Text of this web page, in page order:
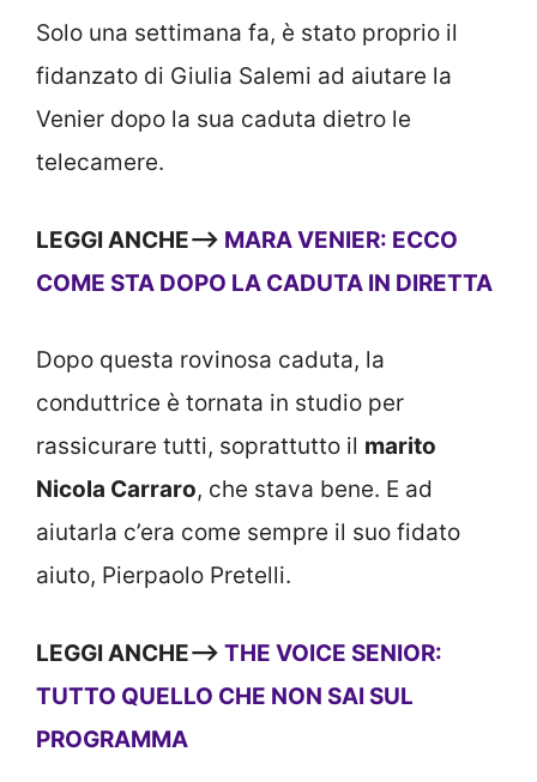
Solo una settimana fa, è stato proprio il
fidanzato di Giulia Salemi ad aiutare la
Venier dopo la sua caduta dietro le
telecamere.
LEGGI ANCHE—> MARA VENIER: ECCO
COME STA DOPO LA CADUTA IN DIRETTA
Dopo questa rovinosa caduta, la
conduttrice è tornata in studio per
rassicurare tutti, soprattutto il marito
Nicola Carraro, che stava bene. E ad
aiutarla c’era come sempre il suo fidato
aiuto, Pierpaolo Pretelli.
LEGGI ANCHE—> THE VOICE SENIOR:
TUTTO QUELLO CHE NON SAI SUL
PROGRAMMA